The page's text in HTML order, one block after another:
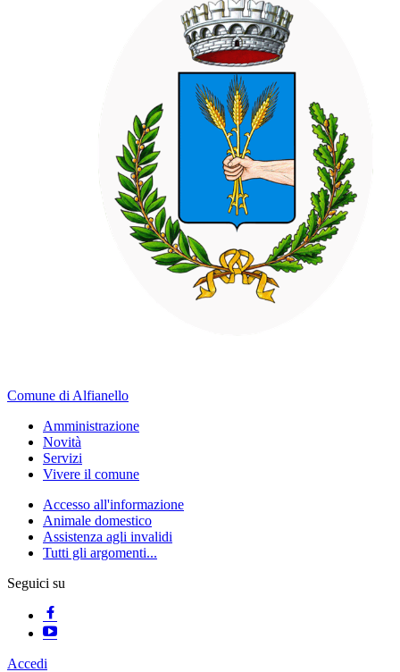
Comune di Alfianello
Amministrazione
Novità
Servizi
Vivere il comune
Accesso all'informazione
Animale domestico
Assistenza agli invalidi
Tutti gli argomenti...
Seguici su
Accedi